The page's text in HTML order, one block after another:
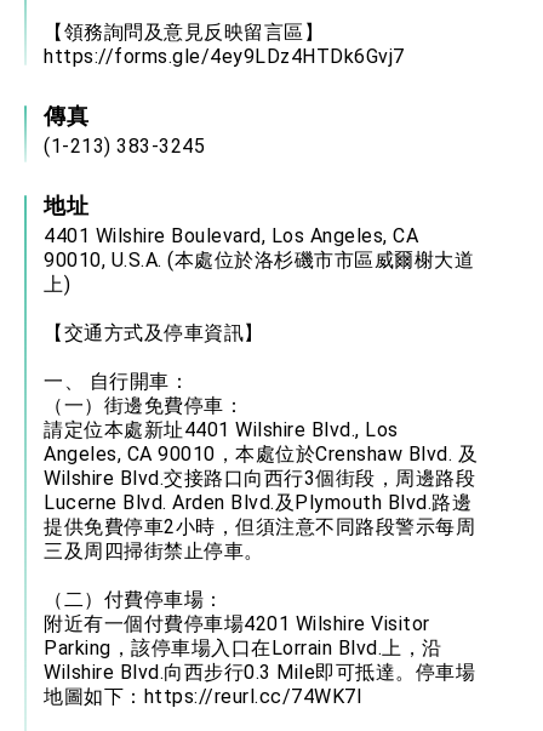
【領務詢問及意見反映留言區】
https://forms.gle/4ey9LDz4HTDk6Gvj7
傳真
(1-213) 383-3245
地址
4401 Wilshire Boulevard, Los Angeles, CA
90010, U.S.A. (本處位於洛杉磯市市區威爾榭大道
上)
【交通方式及停車資訊】
一、 自行開車：
（一）街邊免費停車：
請定位本處新址4401 Wilshire Blvd., Los
Angeles, CA 90010，本處位於Crenshaw Blvd. 及
Wilshire Blvd.交接路口向西行3個街段，周邊路段
Lucerne Blvd. Arden Blvd.及Plymouth Blvd.路邊
提供免費停車2小時，但須注意不同路段警示每周
三及周四掃街禁止停車。
（二）付費停車場：
附近有一個付費停車場4201 Wilshire Visitor
Parking，該停車場入口在Lorrain Blvd.上，沿
Wilshire Blvd.向西步行0.3 Mile即可抵達。停車場
地圖如下： https://reurl.cc/74WK7l